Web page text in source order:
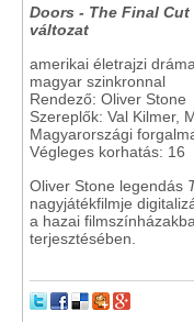
Doors - The Final
változat
amerikai életrajzi
magyar szinkronnal
Rendező: Oliver Stone
Szereplők: Val Kilmer,
Magyarországi
Végleges korhatás: 16
Oliver Stone legendás
nagyjátékfilmje
a hazai
terjesztésében.